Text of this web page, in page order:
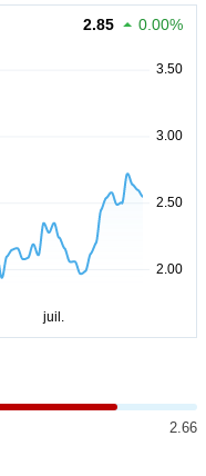
2.85 0.00%
2.66